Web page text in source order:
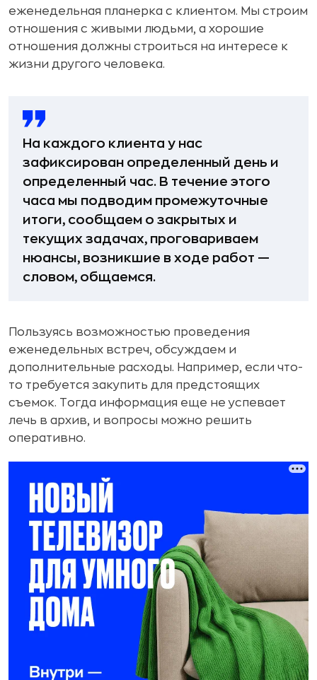
еженедельная планерка с клиентом. Мы строим
отношения с живыми людьми, а хорошие
отношения должны строиться на интересе к
жизни другого человека.
На каждого клиента у нас
зафиксирован определенный день и
определенный час. В течение этого
часа мы подводим промежуточные
итоги, сообщаем о закрытых и
текущих задачах, проговариваем
нюансы, возникшие в ходе работ —
словом, общаемся.
Пользуясь возможностью проведения
еженедельных встреч, обсуждаем и
дополнительные расходы. Например, если что-
то требуется закупить для предстоящих
съемок. Тогда информация еще не успевает
лечь в архив, и вопросы можно решить
оперативно.